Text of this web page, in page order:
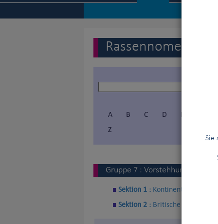
Sie
A B C D E
Z
Gruppe 7 : Vorstehhunde
Sektion 1 : Kontinentale
Sektion 2 : Britische und Irische